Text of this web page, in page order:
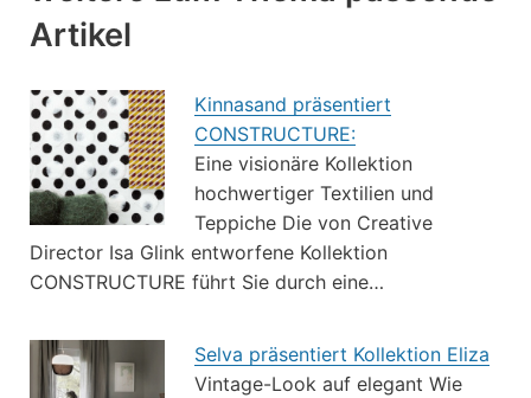
Artikel
Kinnasand präsentiert
CONSTRUCTURE:
Eine visionäre Kollektion
hochwertiger Textilien und
Teppiche Die von Creative
Director Isa Glink entworfene Kollektion
CONSTRUCTURE führt Sie durch eine…
Selva präsentiert Kollektion Eliza
Vintage-Look auf elegant Wie